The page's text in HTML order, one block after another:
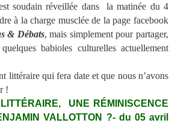
soudain réveillée dans la matinée du 4
à la charge musclée de la page facebook
& Débats, mais simplement pour partager,
babioles culturelles actuellement
qui fera date et que nous n’avons
!
UNE RÉMINISCENCE
VALLOTTON ?- du 05 avril